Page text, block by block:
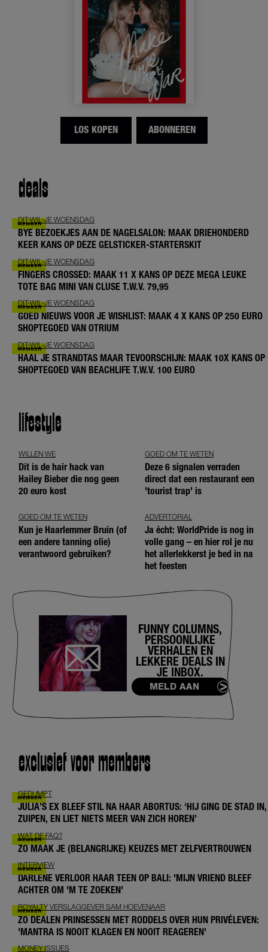
LOS KOPEN ABONNEREN
deals
DIT-WIL-JE WOENSDAG
BYE BEZOEKJES AAN DE NAGELSALON: MAAK DRIEHONDERD
KEER KANS OP DEZE GELSTICKER-STARTERSKIT
DIT-WIL-JE WOENSDAG
FINGERS CROSSED: MAAK 11 X KANS OP DEZE MEGA LEUKE
TOTE BAG MINI VAN CLUSE T.W.V. 79,95
DIT-WIL-JE WOENSDAG
GOED NIEUWS VOOR JE WISHLIST: MAAK 4 X KANS OP 250 EURO
SHOPTEGOED VAN OTRIUM
DIT-WIL-JE WOENSDAG
HAAL JE STRANDTAS MAAR TEVOORSCHIJN: MAAK 10X KANS OP
SHOPTEGOED VAN BEACHLIFE T.W.V. 100 EURO
lifestyle
WILLEN WE
Dít is de hair hack van
Hailey Bieber die nog geen
20 euro kost
GOED OM TE WETEN
Deze 6 signalen verraden
direct dat een restaurant een
'tourist trap' is
GOED OM TE WETEN
Kun je Haarlemmer Bruin (of
een andere tanning olie)
verantwoord gebruiken?
ADVERTORIAL
Ja écht: WorldPride is nog in
volle gang – en hier rol je nu
het allerlekkerst je bed in na
het feesten
FUNNY COLUMNS,
PERSOONLIJKE
VERHALEN EN
LEKKERE DEALS IN
JE INBOX.
MELD AAN
exclusief voor members
GEDUMPT
JULIA’S EX BLEEF STIL NA HAAR ABORTUS: ‘HIJ GING DE STAD IN,
ZUIPEN, EN LIET NIETS MEER VAN ZICH HOREN’
WAT DE FAQ?
ZO MAAK JE (BELANGRIJKE) KEUZES MET ZELFVERTROUWEN
INTERVIEW
DARLENE VERLOOR HAAR TEEN OP BALI: 'MIJN VRIEND BLEEF
ACHTER OM 'M TE ZOEKEN'
ROYALTY VERSLAGGEVER SAM HOEVENAAR
ZO DEALEN PRINSESSEN MET RODDELS OVER HUN PRIVÉLEVEN:
'MANTRA IS NOOIT KLAGEN EN NOOIT REAGEREN'
MONEY ISSUES